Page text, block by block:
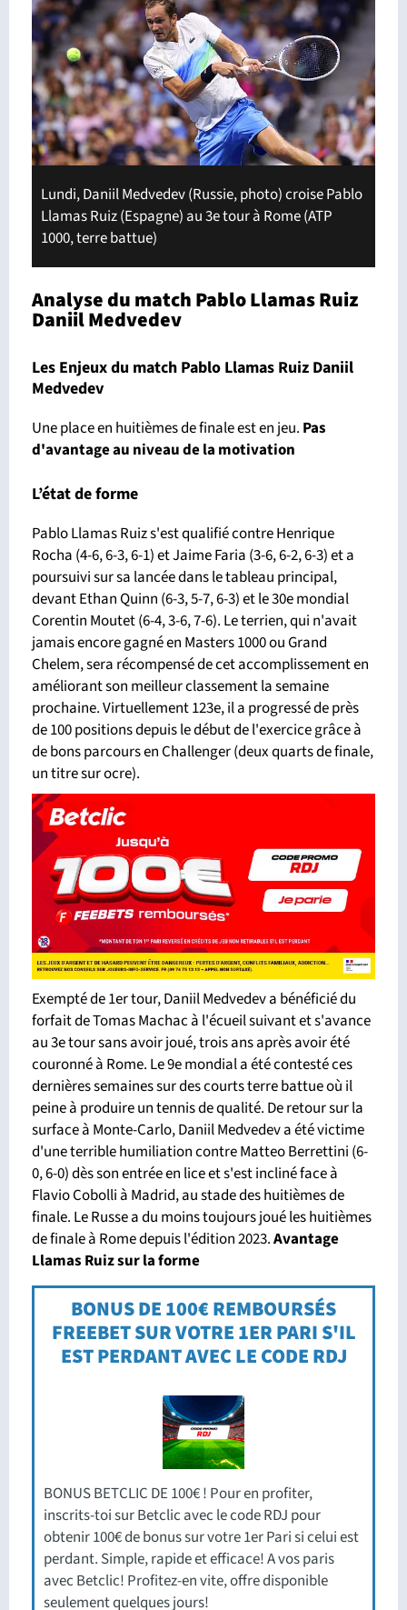
Lundi, Daniil Medvedev (Russie, photo) croise Pablo
Llamas Ruiz (Espagne) au 3e tour à Rome (ATP
1000, terre battue)
Analyse du match Pablo Llamas Ruiz
Daniil Medvedev
Les Enjeux du match Pablo Llamas Ruiz Daniil
Medvedev
Une place en huitièmes de finale est en jeu. Pas
d'avantageau niveau de la motivation
L’état de forme
Pablo Llamas Ruiz s'est qualifié contre Henrique
Rocha (4-6, 6-3, 6-1) et Jaime Faria (3-6, 6-2, 6-3) et a
poursuivi sur sa lancée dans le tableau principal,
devant Ethan Quinn (6-3, 5-7, 6-3) et le 30e mondial
Corentin Moutet (6-4, 3-6, 7-6). Le terrien, qui n'avait
jamais encore gagné en Masters 1000 ou Grand
Chelem, sera récompensé de cet accomplissement en
améliorant son meilleur classement la semaine
prochaine. Virtuellement 123e, il a progressé de près
de 100 positions depuis le début de l'exercice grâce à
de bons parcours en Challenger (deux quarts de finale,
un titre sur ocre).
Exempté de 1er tour, Daniil Medvedev a bénéficié du
forfait de Tomas Machac à l'écueil suivant et s'avance
au 3e tour sans avoir joué, trois ans après avoir été
couronné à Rome. Le 9e mondial a été contesté ces
dernières semaines sur des courts terre battue où il
peine à produire un tennis de qualité. De retour sur la
surface à Monte-Carlo, Daniil Medvedev a été victime
d'une terrible humiliation contre Matteo Berrettini (6-
0, 6-0) dès son entrée en lice et s'est incliné face à
Flavio Cobolli à Madrid, au stade des huitièmes de
finale. Le Russe a du moins toujours joué les huitièmes
de finale à Rome depuis l'édition 2023.Avantage
Llamas Ruiz sur la forme
BONUS DE 100€ REMBOURSÉS
FREEBET SUR VOTRE 1ER PARI S'IL
EST PERDANT AVEC LE CODE RDJ
BONUS BETCLIC DE 100€ ! Pour en profiter,
inscrits-toi sur Betclic avec le code RDJ pour
obtenir 100€ de bonus sur votre 1er Pari si celui est
perdant. Simple, rapide et efficace! A vos paris
avec Betclic! Profitez-en vite, offre disponible
seulement quelques jours!